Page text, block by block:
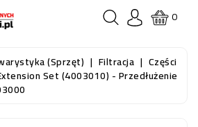
0
(sprzęt) Filtracja Części
Set (4003010) - Przedłużenie